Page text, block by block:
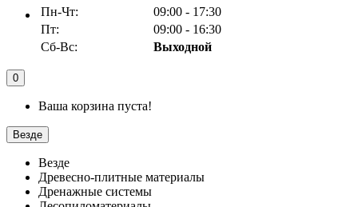
Пн-Чт:
09:00 - 17:30
Пт:
09:00 - 16:30
Сб-Вс:
Выходной
0
Ваша корзина пуста!
Везде
Везде
Древесно-плитные материалы
Дренажные системы